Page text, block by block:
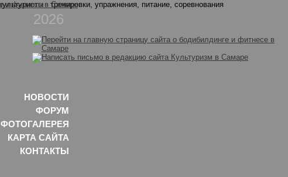
2026
НОВОСТИ
ФОРУМ
ФОТОГАЛЕРЕЯ
КАРТА САЙТА
КОНТАКТЫ